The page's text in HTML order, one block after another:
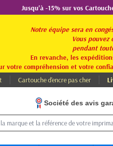
Jusqu'à -15% sur vos
Notre équipe sera en
Vous pouvez
pendant
En revanche, les
votre compréhension et votre
Cartouche d'encre pas cher
Société des avis